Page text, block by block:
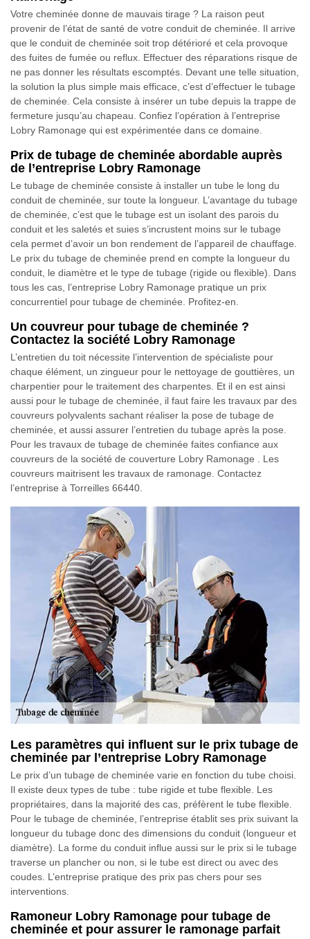
Votre cheminée donne de mauvais tirage ? La raison peut
provenir de l’état de santé de votre conduit de cheminée. Il arrive
que le conduit de cheminée soit trop détérioré et cela provoque
des fuites de fumée ou reflux. Effectuer des réparations risque de
ne pas donner les résultats escomptés. Devant une telle situation,
la solution la plus simple mais efficace, c’est d’effectuer le tubage
de cheminée. Cela consiste à insérer un tube depuis la trappe de
fermeture jusqu’au chapeau. Confiez l’opération à l’entreprise
Lobry Ramonage qui est expérimentée dans ce domaine.
Prix de tubage de cheminée abordable auprès
de l’entreprise Lobry Ramonage
Le tubage de cheminée consiste à installer un tube le long du
conduit de cheminée, sur toute la longueur. L’avantage du tubage
de cheminée, c’est que le tubage est un isolant des parois du
conduit et les saletés et suies s’incrustent moins sur le tubage
cela permet d’avoir un bon rendement de l’appareil de chauffage.
Le prix du tubage de cheminée prend en compte la longueur du
conduit, le diamètre et le type de tubage (rigide ou flexible). Dans
tous les cas, l’entreprise Lobry Ramonage pratique un prix
concurrentiel pour tubage de cheminée. Profitez-en.
Un couvreur pour tubage de cheminée ?
Contactez la société Lobry Ramonage
L’entretien du toit nécessite l’intervention de spécialiste pour
chaque élément, un zingueur pour le nettoyage de gouttières, un
charpentier pour le traitement des charpentes. Et il en est ainsi
aussi pour le tubage de cheminée, il faut faire les travaux par des
couvreurs polyvalents sachant réaliser la pose de tubage de
cheminée, et aussi assurer l’entretien du tubage après la pose.
Pour les travaux de tubage de cheminée faites confiance aux
couvreurs de la société de couverture Lobry Ramonage . Les
couvreurs maitrisent les travaux de ramonage. Contactez
l’entreprise à Torreilles 66440.
Les paramètres qui influent sur le prix tubage de
cheminée par l’entreprise Lobry Ramonage
Le prix d’un tubage de cheminée varie en fonction du tube choisi.
Il existe deux types de tube : tube rigide et tube flexible. Les
propriétaires, dans la majorité des cas, préfèrent le tube flexible.
Pour le tubage de cheminée, l’entreprise établit ses prix suivant la
longueur du tubage donc des dimensions du conduit (longueur et
diamètre). La forme du conduit influe aussi sur le prix si le tubage
traverse un plancher ou non, si le tube est direct ou avec des
coudes. L’entreprise pratique des prix pas chers pour ses
interventions.
Ramoneur Lobry Ramonage pour tubage de
cheminée et pour assurer le ramonage parfait